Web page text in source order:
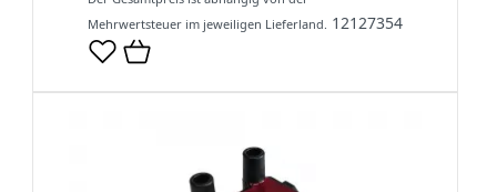
Mehrwertsteuer im jeweiligen Lieferland. 12127354